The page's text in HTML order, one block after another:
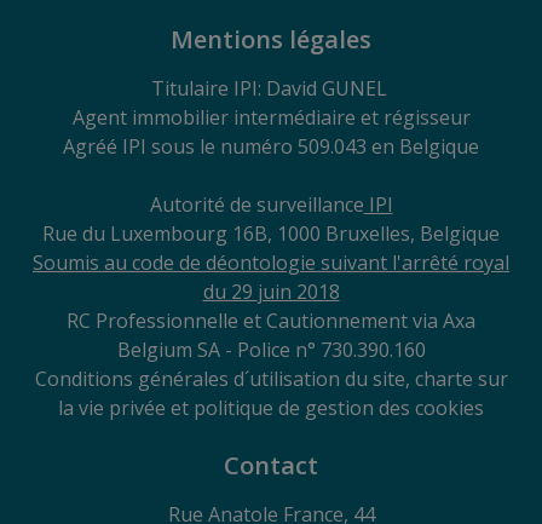
Mentions légales
Titulaire IPI: David GUNEL
Agent immobilier intermédiaire et régisseur
Agréé IPI sous le numéro 509.043 en Belgique
Autorité de surveillance IPI
Rue du Luxembourg 16B, 1000 Bruxelles, Belgique
Soumis au code de déontologie suivant l'arrêté royal
du 29 juin 2018
RC Professionnelle et Cautionnement via Axa
Belgium SA - Police n° 730.390.160
Conditions générales d´utilisation du site, charte sur
la vie privée et politique de gestion des cookies
Contact
Rue Anatole France, 44